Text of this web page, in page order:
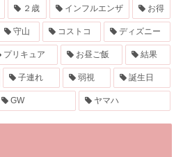
２歳 インフルエンザ お得
守山 コストコ ディズニー
プリキュア お昼ご飯 結果
子連れ 弱視 誕生日
GW ヤマハ